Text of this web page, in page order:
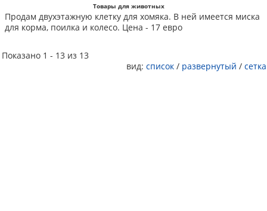
Товары для животных
Продам двухэтажную клетку для хомяка. В ней имеется миска
для корма, поилка и колесо. Цена - 17 евро
Показано 1 - 13 из 13
вид: список / развернутый / сетка